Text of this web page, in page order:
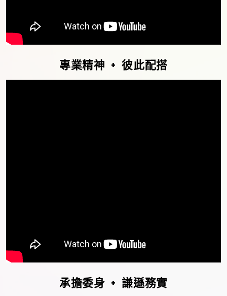
專業精神 + 彼此配搭
承擔委身 + 謙遜務實